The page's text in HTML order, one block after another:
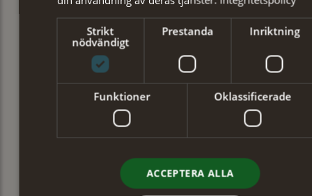
Strikt
nödvändigt
Prestanda Inriktning
Funktioner Oklassificerade
ACCEPTERA ALLA